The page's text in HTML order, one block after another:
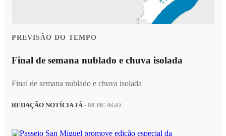
PREVISÃO DO TEMPO
Final de semana nublado e chuva isolada
Final de semana nublado e chuva isolada
REDAÇÃO NOTÍCIA JÁ- 08 DE AGO